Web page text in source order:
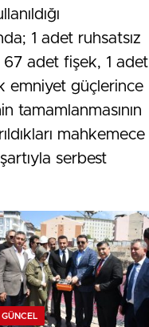
1 adet ruhsatsız
67 adet fişek, 1 adet
emniyet güçlerince
tamamlanmasının
mahkemece
serbest
GÜNCEL